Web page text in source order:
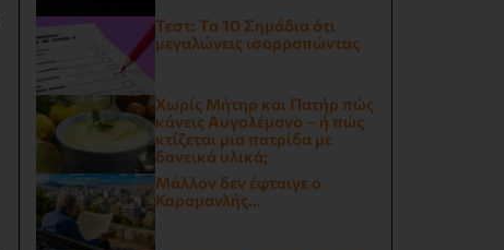
Τεστ: Τα 10 Σημάδια ότι
μεγαλώνεις ισορροπώντας
Χωρίς Μήτηρ και Πατήρ πώς
κάνεις Αυγολέμονο – ή πώς
κτίζεται μια πατρίδα με
δανεικά υλικά;
Μάλλον δεν έφταιγε ο
Καραμανλής…